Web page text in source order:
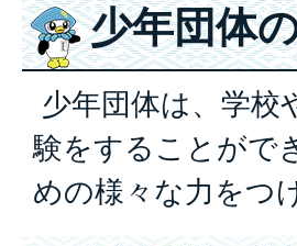
少年団体
少年団体は、学校
験をすることがで
めの様々な力をつ